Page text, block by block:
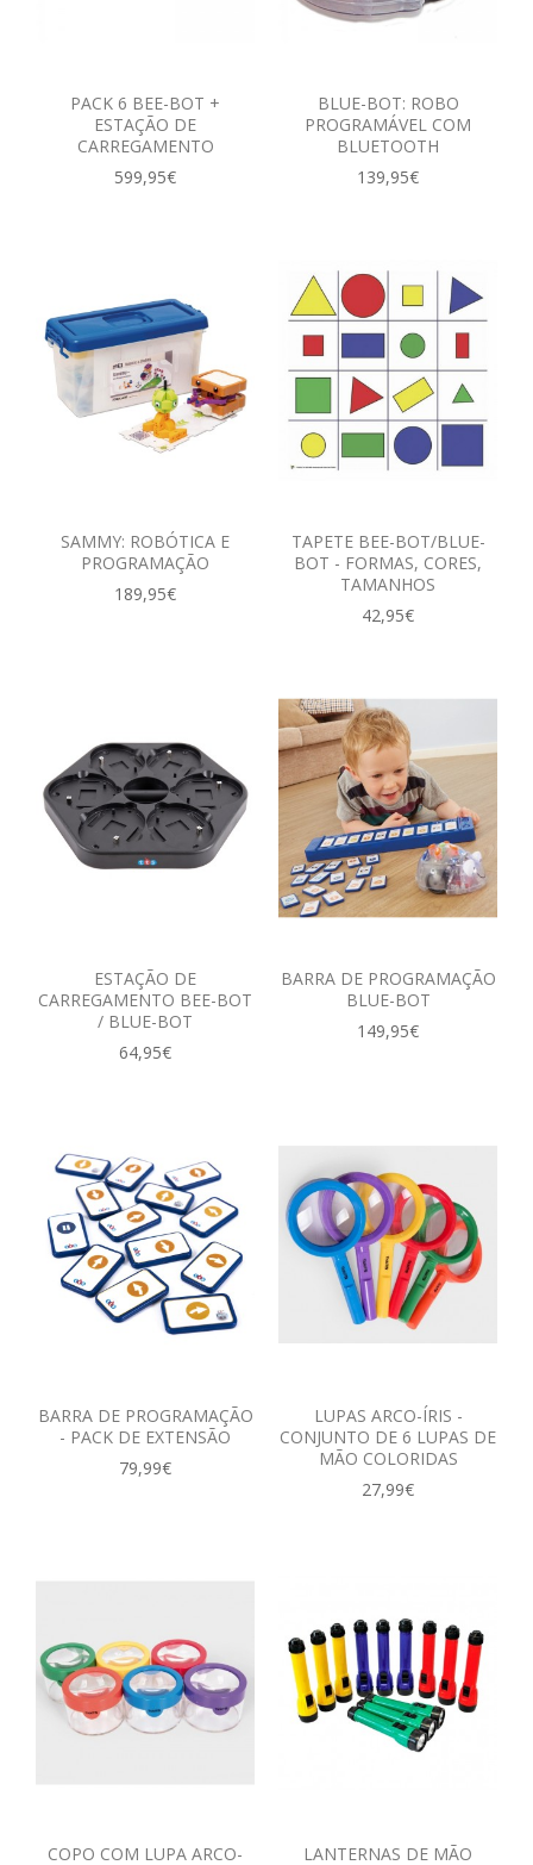
PACK 6 BEE-BOT +
ESTAÇÃO DE
CARREGAMENTO
599,95€
BLUE-BOT: ROBO
PROGRAMÁVEL COM
BLUETOOTH
139,95€
SAMMY: ROBÓTICA E
PROGRAMAÇÃO
189,95€
TAPETE BEE-BOT/BLUE-
BOT - FORMAS, CORES,
TAMANHOS
42,95€
ESTAÇÃO DE
CARREGAMENTO BEE-BOT
/ BLUE-BOT
64,95€
BARRA DE PROGRAMAÇÃO
BLUE-BOT
149,95€
BARRA DE PROGRAMAÇÃO
- PACK DE EXTENSÃO
79,99€
LUPAS ARCO-ÍRIS -
CONJUNTO DE 6 LUPAS DE
MÃO COLORIDAS
27,99€
COPO COM LUPA ARCO-
LANTERNAS DE MÃO